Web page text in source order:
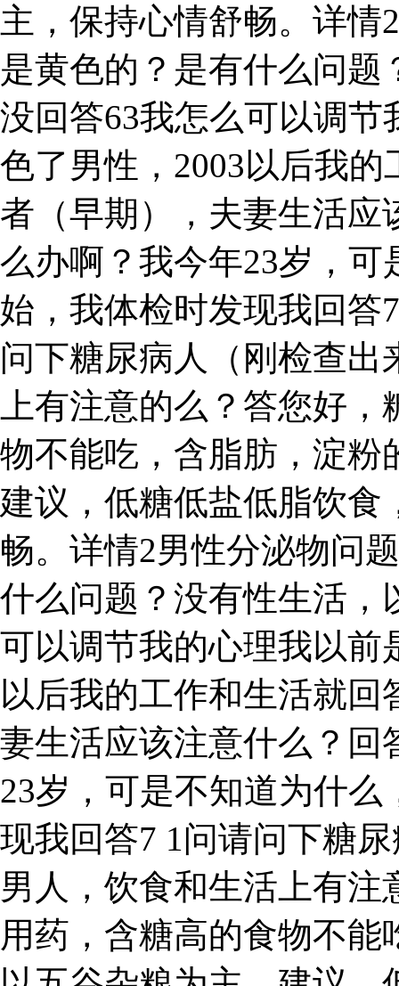
主，保持心情舒畅。详
是黄色的？是有什么问
没回答63我怎么可以调
色了男性，2003以后我
者（早期），夫妻生活应
么办啊？我今年23岁，
始，我体检时发现我回答
问下糖尿病人（刚检查出
上有注意的么？答您好
物不能吃，含脂肪，淀粉
建议，低糖低盐低脂饮食
畅。详情2男性分泌物问
什么问题？没有性生活，
可以调节我的心理我以前
以后我的工作和生活就
妻生活应该注意什么？回
23岁，可是不知道为什
现我回答7 1问请问下糖
男人，饮食和生活上有
用药，含糖高的食物不